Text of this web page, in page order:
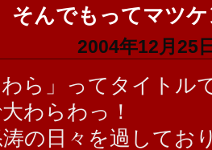
そんでもってマツ
2004年12月25
ら」ってタイトル
わらわっ！
の日々を過してお